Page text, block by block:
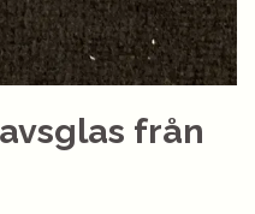
från